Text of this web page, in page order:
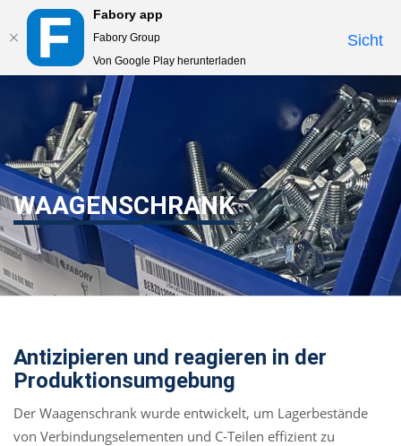
Fabory app
Fabory Group
Von Google Play herunterladen
Sicht
text.skipToContent
text.skipToNavigation
WAAGENSCHRANK
Antizipieren und reagieren in der
Produktionsumgebung
Der Waagenschrank wurde entwickelt, um Lagerbestände
von Verbindungselementen und C-Teilen effizient zu